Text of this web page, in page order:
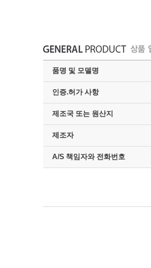
품명 및 모델명
인증.허가 사항
제조국 또는 원산지
제조자
A/S 책임자와 전화번호